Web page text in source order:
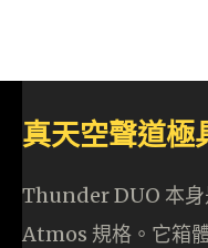
真天空聲道極
Thunder DUO 本身
Atmos 規格。它箱